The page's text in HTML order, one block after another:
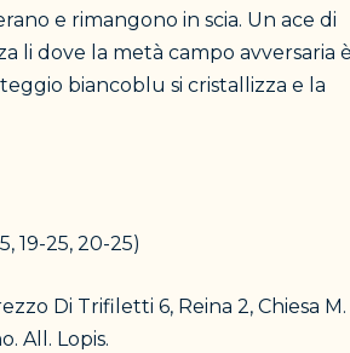
e rimangono in scia. Un ace di
li dove la metà campo avversaria
biancoblu si cristallizza e la
19-25, 20-25)
Di Trifiletti 6, Reina 2, Chiesa M.
All. Lopis.